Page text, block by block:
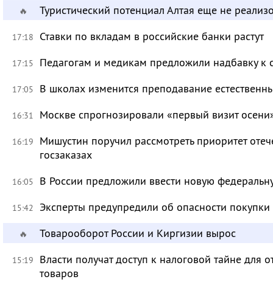
🔥 Туристический потенциал Алтая еще не
17:18 Ставки по вкладам в российские банки растут
17:15 Педагогам и медикам предложили надбавку к
17:05 В школах изменится преподавание
16:31 Москве спрогнозировали «первый визит
16:19
Мишустин поручил рассмотреть приоритет
госзаказах
16:05 В России предложили ввести новую
15:42 Эксперты предупредили об опасности
🔥 Товарооборот России и Киргизии вырос
15:19
Власти получат доступ к налоговой тайне для
товаров